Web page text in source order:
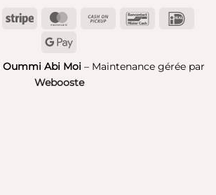
PayPal Stripe MasterCard
Cash
Bancontact
Oummi Abi Moi – Maintenance gérée par
Webooste